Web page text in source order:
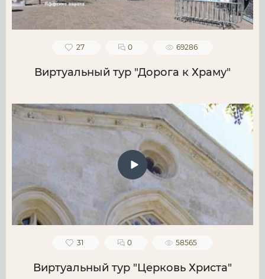
27 0 69286
Виртуальный тур "Дорога к Храму"
31 0 58565
Виртуальный тур "Церковь Христа"